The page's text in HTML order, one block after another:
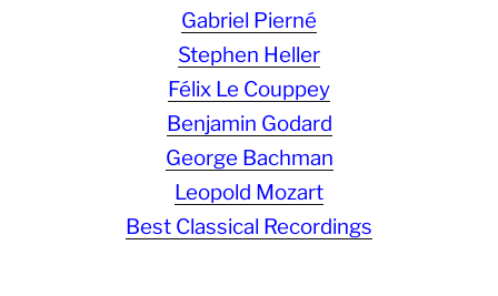
Gabriel Pierné
Stephen Heller
Félix Le Couppey
Benjamin Godard
George Bachman
Leopold Mozart
Best Classical Recordings